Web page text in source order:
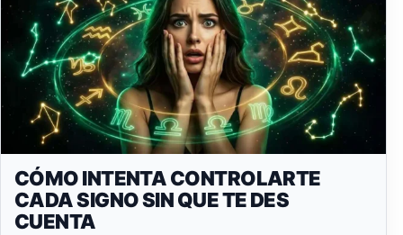
CÓMO INTENTA CONTROLARTE
CADA SIGNO SIN QUE TE DES
CUENTA